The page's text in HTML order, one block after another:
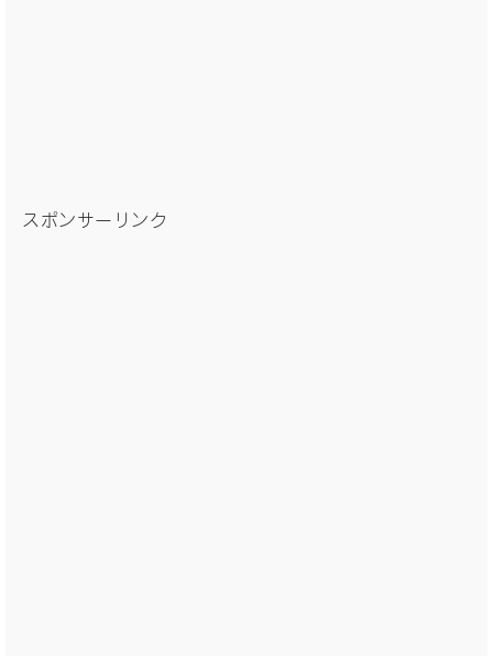
スポンサーリンク